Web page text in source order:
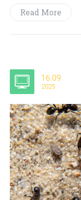
Read More
16.09
2025